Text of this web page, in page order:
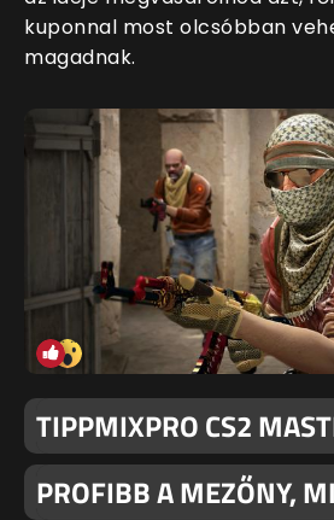
kuponnal most olcsóbban
magadnak.
TIPPMIXPRO CS2
PROFIBB A MEZŐNY,